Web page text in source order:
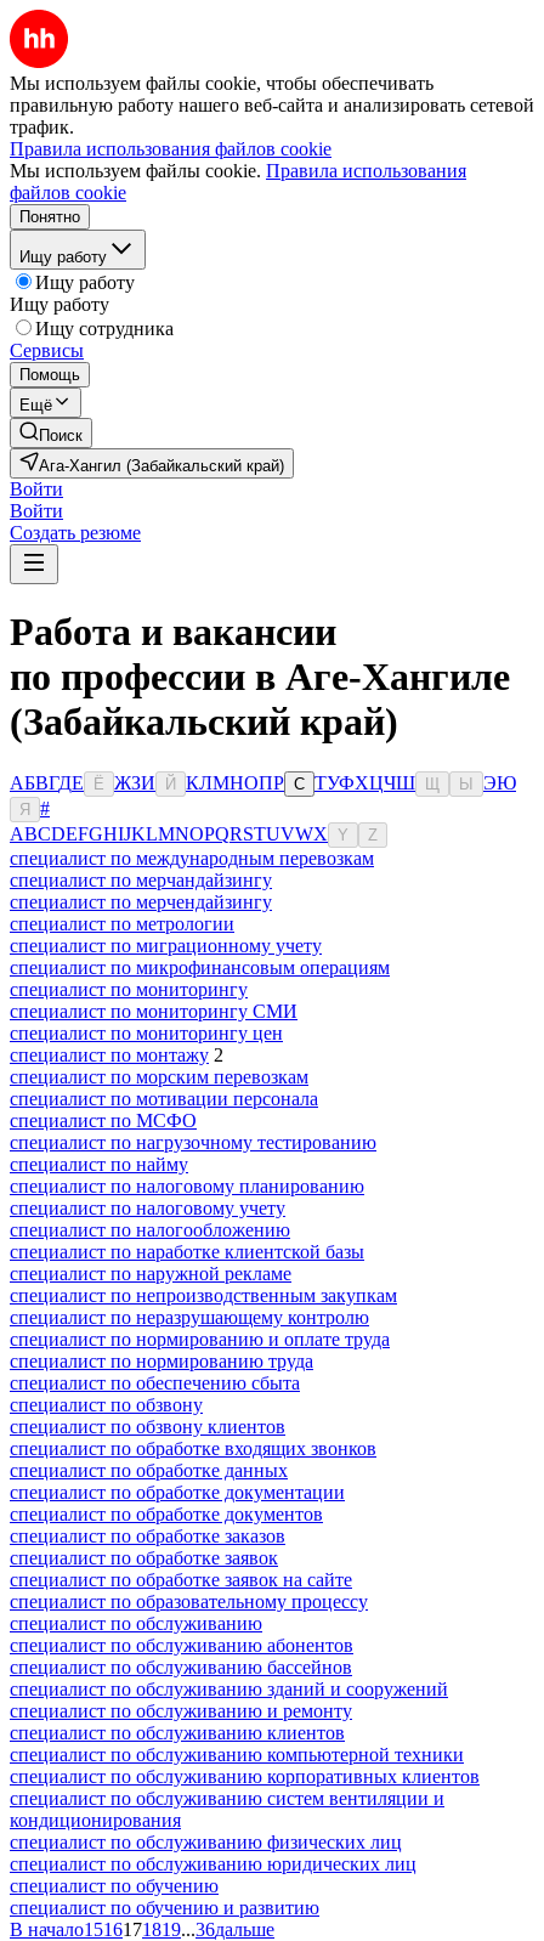
Мы используем файлы cookie, чтобы обеспечивать
правильную работу нашего веб-сайта и анализировать сетевой
трафик.
Правила использования файлов cookie
Мы используем файлы cookie. Правила использования
файлов cookie
Понятно
Ищу работу
Ищу работу
Ищу работу
Ищу сотрудника
Сервисы
Помощь
Ещё
Поиск
Ага-Хангил (Забайкальский край)
Войти
Войти
Создать резюме
Работа и вакансии
по профессии в Аге-Хангиле
(Забайкальский край)
АБВГДЕ Ё ЖЗИ Й КЛМНОПР С ТУФХЦЧШ Ы ЭЮ
Я
#
ABCDEFGHIJKLMNOPQRSTUVWX Y Z
специалист по международным перевозкам
специалист по мерчандайзингу
специалист по мерчендайзингу
специалист по метрологии
специалист по миграционному учету
специалист по микрофинансовым операциям
специалист по мониторингу
специалист по мониторингу СМИ
специалист по мониторингу цен
специалист по монтажу 2
специалист по морским перевозкам
специалист по мотивации персонала
специалист по МСФО
специалист по нагрузочному тестированию
специалист по найму
специалист по налоговому планированию
специалист по налоговому учету
специалист по налогообложению
специалист по наработке клиентской базы
специалист по наружной рекламе
специалист по непроизводственным закупкам
специалист по неразрушающему контролю
специалист по нормированию и оплате труда
специалист по нормированию труда
специалист по обеспечению сбыта
специалист по обзвону
специалист по обзвону клиентов
специалист по обработке входящих звонков
специалист по обработке данных
специалист по обработке документации
специалист по обработке документов
специалист по обработке заказов
специалист по обработке заявок
специалист по обработке заявок на сайте
специалист по образовательному процессу
специалист по обслуживанию
специалист по обслуживанию абонентов
специалист по обслуживанию бассейнов
специалист по обслуживанию зданий и сооружений
специалист по обслуживанию и ремонту
специалист по обслуживанию клиентов
специалист по обслуживанию компьютерной техники
специалист по обслуживанию корпоративных клиентов
специалист по обслуживанию систем вентиляции и
кондиционирования
специалист по обслуживанию физических лиц
специалист по обслуживанию юридических лиц
специалист по обучению
специалист по обучению и развитию
В начало1516171819...36дальше